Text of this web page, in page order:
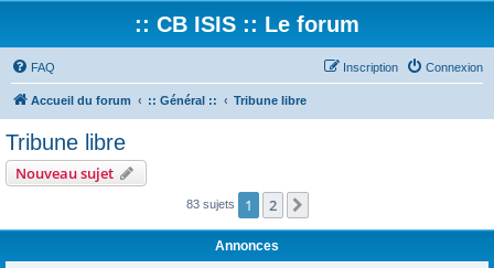
:: CB ISIS :: Le forum
FAQ Connexion
Inscription
Accueil du forum :: Général :: Tribune libre
Tribune libre
Nouveau sujet
83 sujets 1 2
Annonces